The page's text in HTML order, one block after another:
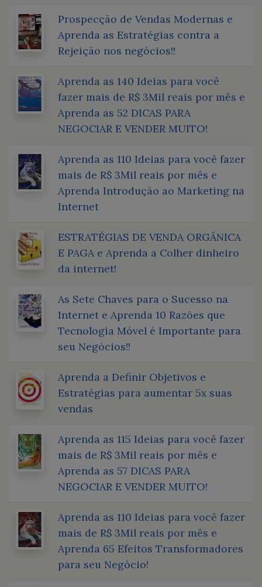
Prospecção de Vendas Modernas e
Aprenda as Estratégias contra a
Rejeição nos negócios!!
Aprenda as 140 Ideias para você
fazer mais de R$ 3Mil reais por mês e
Aprenda as 52 DICAS PARA
NEGOCIAR E VENDER MUITO!
Aprenda as 110 Ideias para você fazer
mais de R$ 3Mil reais por mês e
Aprenda Introdução ao Marketing na
Internet
ESTRATÉGIAS DE VENDA ORGÂNICA
E PAGA e Aprenda a Colher dinheiro
da internet!
As Sete Chaves para o Sucesso na
Internet e Aprenda 10 Razões que
Tecnologia Móvel é Importante para
seu Negócios!!
Aprenda a Definir Objetivos e
Estratégias para aumentar 5x suas
vendas
Aprenda as 115 Ideias para você fazer
mais de R$ 3Mil reais por mês e
Aprenda as 57 DICAS PARA
NEGOCIAR E VENDER MUITO!
Aprenda as 110 Ideias para você fazer
mais de R$ 3Mil reais por mês e
Aprenda 65 Efeitos Transformadores
para seu Negócio!